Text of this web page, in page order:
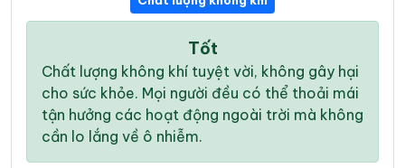
Tốt
Chất lượng không khí tuyệt vời, không gây hại
cho sức khỏe. Mọi người đều có thể thoải mái
tận hưởng các hoạt động ngoài trời mà không
cần lo lắng về ô nhiễm.